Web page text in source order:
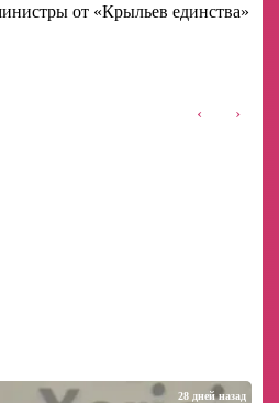
28 дней назад
от «Крыльев единства»
‹ ›